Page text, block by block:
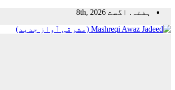
Skip
content
ہفتہ. اگست 8th, 2026